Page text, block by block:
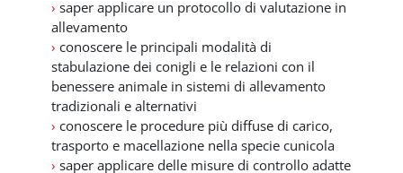
v
i
d
e
› saper applicare un protocollo di valutazione in
allevamento
› conoscere le principali modalità di
stabulazione dei conigli e le relazioni con il
benessere animale in sistemi di allevamento
tradizionali e alternativi
› conoscere le procedure più diffuse di carico,
trasporto e macellazione nella specie cunicola
› saper applicare delle misure di controllo adatte